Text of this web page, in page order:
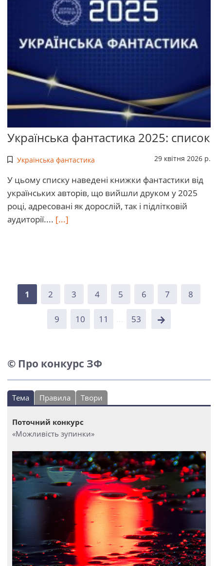
Українська фантастика 2025: список
Українська фантастика 29 квітня 2026 р.
У цьому списку наведені книжки фантастики від
українських авторів, що вийшли друком у 2025
році, адресовані як дорослій, так і підлітковій
аудиторії.... [...]
1 2 3 4 5 6 7 8
9 10 11 53
© Про конкурс ЗФ
Тема Правила Твори
Поточний конкурс
«Можливість зупинки»